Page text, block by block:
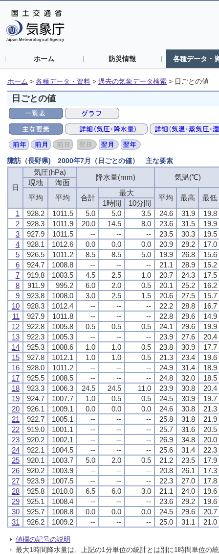
ホーム 防災情報 各種データ・
ホーム > 各種データ・資料 > 過去の気象データ検索 > 日ごとの値
日ごとの値
諏訪（長野県) 2000年7月（日ごとの値） 主な要素
日
気圧(hPa)
降水量(mm) 気温(℃)
現地
海面
平均
平均 合計
最大
平均 最高 最低
1時間
10分間
1
928.2 1011.5 5.0 5.0 3.5 24.6 31.9
19.8
2
928.3 1011.9 20.0 14.5 8.0 23.6 31.5
19.9
3
927.9 1011.5 -- -- -- 23.5 30.3
19.5
4
928.1 1012.6 0.0 0.0 0.0 20.9 29.2
17.0
5
926.5 1011.2 8.5 8.5 5.0 19.9 26.8
15.6
6
924.7 1008.8 -- -- -- 21.1 28.9
15.2
7
919.8 1003.5 4.5 2.5 1.0 20.7 24.3
17.5
8
911.9 995.2 6.0 2.0 0.5 20.1 25.2
16.2
9
923.8 1008.0 3.0 2.5 1.5 20.6 27.5
15.7
10
928.3 1012.4 -- -- -- 22.2 28.8
16.7
11
927.9 1011.8 -- -- -- 22.8 29.6
14.9
12
922.8 1005.8 0.5 0.5 0.5 24.1 29.6
19.9
13
922.3 1005.3 -- -- -- 23.9 27.6
20.4
14
925.3 1008.6 1.0 1.0 0.5 23.8 30.9
17.7
15
927.8 1012.1 1.0 1.0 0.5 21.3 23.4
19.6
16
928.0 1011.2 -- -- -- 24.9 31.4
18.9
17
925.5 1008.5 -- -- -- 24.8 32.0
18.5
18
923.3 1006.3 24.5 24.5 11.0 23.9 30.8
20.4
19
924.7 1007.7 1.0 0.5 0.5 24.5 30.9
19.7
20
926.1 1009.1 0.0 0.0 0.0 24.6 30.8
21.3
21
922.7 1005.1 -- -- -- 25.8 31.8
21.9
22
919.0 1001.1 -- -- -- 25.7 31.6
20.5
23
920.2 1002.1 -- -- -- 26.9 34.8
20.0
24
922.1 1004.5 -- -- -- 25.6 31.4
22.3
25
920.1 1003.7 5.0 2.0 0.5 21.2 23.5
17.9
26
920.2 1003.9 -- -- -- 20.8 26.1
17.3
27
923.9 1007.5 -- -- -- 22.3 27.0
17.8
28
925.8 1010.0 6.5 6.0 3.0 21.1 24.0
19.6
29
925.1 1008.4 -- -- -- 23.6 29.2
19.6
30
925.7 1008.8 0.0 0.0 0.0 24.5 29.6
20.7
31
926.2 1009.2 -- -- -- 25.0 31.1 21.0
値欄の記号の説明
最大1時間降水量は、上記の1分単位の統計とは別に1時間単位の